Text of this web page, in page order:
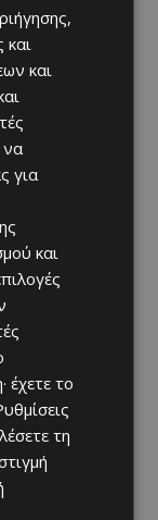
ΒΑΣΕΙΣ –
«Κάθε
και
και
να
για
και
έχετε το
τη